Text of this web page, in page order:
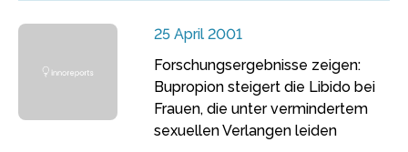
25 April 2001
Forschungsergebnisse zeigen:
Bupropion steigert die Libido bei
Frauen, die unter vermindertem
sexuellen Verlangen leiden